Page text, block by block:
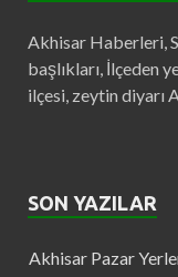
Akhisar Haberleri,
başlıkları, İlçeden
ilçesi, zeytin diyarı
SON YAZILAR
Akhisar Pazar